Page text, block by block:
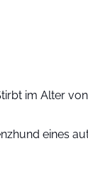
im Alter
eines